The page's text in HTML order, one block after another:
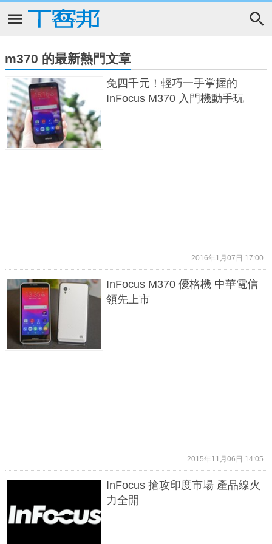
m370 的最新熱門文章
免四千元！輕巧一手掌握的
InFocus M370 入門機動手玩
2016年1月07日 17:00
InFocus M370 優格機 中華電信
領先上市
2015年11月06日 14:05
InFocus 搶攻印度市場 產品線火
力全開